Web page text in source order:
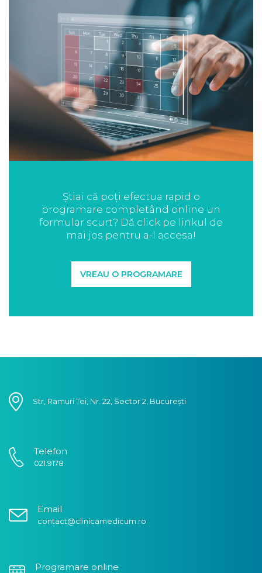
Știai că poți efectua rapid o
programare completând online un
formular scurt? Dă click pe linkul de
mai jos pentru a-l accesa!
VREAU O PROGRAMARE
Str, Ramuri Tei, Nr. 22, Sector 2, București
Telefon
021.9178
Email
contact@clinicamedicum.ro
Programare online